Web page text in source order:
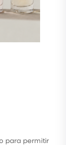
para permitir